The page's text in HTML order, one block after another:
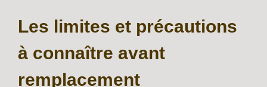
Les limites et précautions
à connaître avant
remplacement